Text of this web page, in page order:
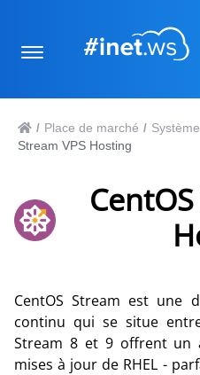
/ Place de marché /
Stream VPS Hosting
CentOS Stream est une
continu qui se situe
Stream 8 et 9 offrent un
mises à jour de RHEL -